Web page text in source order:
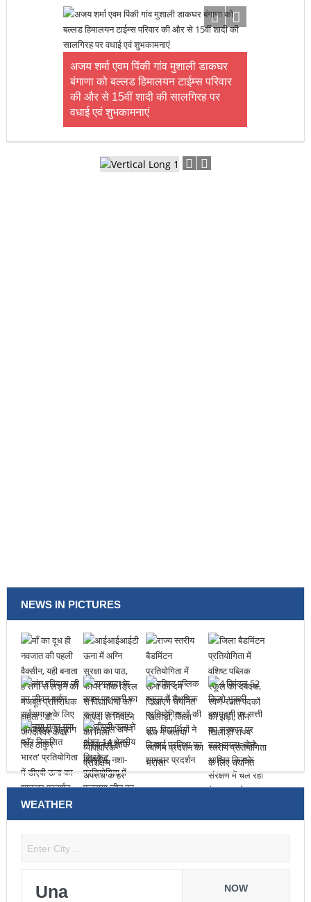
अजय शर्मा एवम पिंकी गांव मुशाली डाकघर
बंगाणा को बल्लड हिमालयन टाईम्स परिवार
की और से 15वीं शादी की सालगिरह पर
वधाई एवं शुभकामनाएं
NEWS IN PICTURES
WEATHER
Una NOW